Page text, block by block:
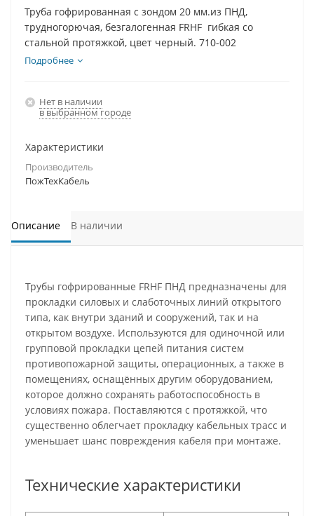
Труба гофрированная с зондом 20 мм.из ПНД,
трудногорючая, безгалогенная FRHF гибкая со
стальной протяжкой, цвет черный. 710-002
Подробнее
Нет в наличии
в выбранном городе
Характеристики
Производитель
ПожТехКабель
Описание В наличии
Трубы гофрированные FRHF ПНД предназначены для
прокладки силовых и слаботочных линий открытого
типа, как внутри зданий и сооружений, так и на
открытом воздухе. Используются для одиночной или
групповой прокладки цепей питания систем
противопожарной защиты, операционных, а также в
помещениях, оснащённых другим оборудованием,
которое должно сохранять работоспособность в
условиях пожара. Поставляются с протяжкой, что
существенно облегчает прокладку кабельных трасс и
уменьшает шанс повреждения кабеля при монтаже.
Технические характеристики